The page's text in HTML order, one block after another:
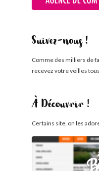
Suivez-nous !
Comme des milliers de
recevez votre veilles
À Découvrir !
Certains site, on les